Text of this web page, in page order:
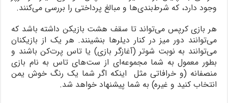
وجود دارد، که شرط‌بندی‌ها و مبالغ پرداختی را بررسی می‌کنند.
هر بازی کرپس می‌تواند تا سقف هشت بازیکن داشته باشد که
می‌توانند دور میز در کنار دیلرها بنشینند. هر یک از بازیکنان
می‌توانند به نوبت شوتر (آغازگر بازی) یا تاس پرت‌کن باشند و
بطور معمول به شما مجموعه‌ای از ست‌های تاس به نام بازی
منصفانه (و خرافاتی مثل اینکه اگر شما یک رنگ خوش یمن
انتخاب کنید و غیره) به شما پیشنهاد خواهد شد.